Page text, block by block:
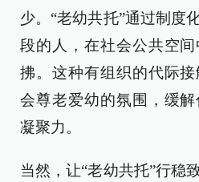
少。“老幼共托”通过制度
段的人，在社会公共空
拂。这种有组织的代际
会尊老爱幼的氛围，缓
凝聚力。
当然，让“老幼共托”行稳